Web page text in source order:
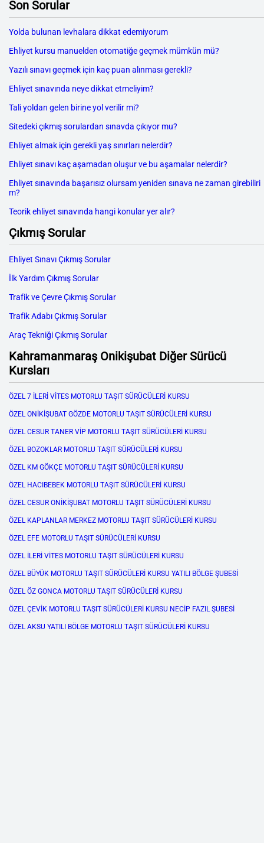
Son Sorular
Yolda bulunan levhalara dikkat edemiyorum
Ehliyet kursu manuelden otomatiğe geçmek mümkün mü?
Yazılı sınavı geçmek için kaç puan alınması gerekli?
Ehliyet sınavında neye dikkat etmeliyim?
Tali yoldan gelen birine yol verilir mi?
Sitedeki çıkmış sorulardan sınavda çıkıyor mu?
Ehliyet almak için gerekli yaş sınırları nelerdir?
Ehliyet sınavı kaç aşamadan oluşur ve bu aşamalar nelerdir?
Ehliyet sınavında başarısız olursam yeniden sınava ne zaman girebiliri
m?
Teorik ehliyet sınavında hangi konular yer alır?
Çıkmış Sorular
Ehliyet Sınavı Çıkmış Sorular
İlk Yardım Çıkmış Sorular
Trafik ve Çevre Çıkmış Sorular
Trafik Adabı Çıkmış Sorular
Araç Tekniği Çıkmış Sorular
Kahramanmaraş Onikişubat Diğer Sürücü
Kursları
ÖZEL 7 İLERİ VİTES MOTORLU TAŞIT SÜRÜCÜLERİ KURSU
ÖZEL ONİKİŞUBAT GÖZDE MOTORLU TAŞIT SÜRÜCÜLERİ KURSU
ÖZEL CESUR TANER VİP MOTORLU TAŞIT SÜRÜCÜLERİ KURSU
ÖZEL BOZOKLAR MOTORLU TAŞIT SÜRÜCÜLERİ KURSU
ÖZEL KM GÖKÇE MOTORLU TAŞIT SÜRÜCÜLERİ KURSU
ÖZEL HACIBEBEK MOTORLU TAŞIT SÜRÜCÜLERİ KURSU
ÖZEL CESUR ONİKİŞUBAT MOTORLU TAŞIT SÜRÜCÜLERİ KURSU
ÖZEL KAPLANLAR MERKEZ MOTORLU TAŞIT SÜRÜCÜLERİ KURSU
ÖZEL EFE MOTORLU TAŞIT SÜRÜCÜLERİ KURSU
ÖZEL İLERİ VİTES MOTORLU TAŞIT SÜRÜCÜLERİ KURSU
ÖZEL BÜYÜK MOTORLU TAŞIT SÜRÜCÜLERİ KURSU YATILI BÖLGE ŞUBESİ
ÖZEL ÖZ GONCA MOTORLU TAŞIT SÜRÜCÜLERİ KURSU
ÖZEL ÇEVİK MOTORLU TAŞIT SÜRÜCÜLERİ KURSU NECİP FAZIL ŞUBESİ
ÖZEL AKSU YATILI BÖLGE MOTORLU TAŞIT SÜRÜCÜLERİ KURSU